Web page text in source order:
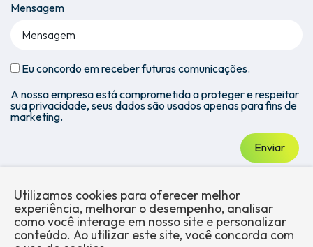
Mensagem
Eu concordo em receber futuras comunicações.
A nossa empresa está comprometida a proteger e respeitar
sua privacidade, seus dados são usados apenas para fins de
marketing.
Enviar
Sobre a Mercados Trabalhe
Utilizamos cookies para oferecer melhor
experiência, melhorar o desempenho, analisar
como você interage em nosso site e personalizar
conteúdo. Ao utilizar este site, você concorda com